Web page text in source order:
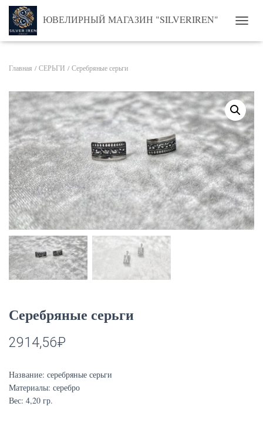
ЮВЕЛИРНЫЙ МАГАЗИН "SILVERIREN"
Главная /СЕРЬГИ / Серебряные серьги
Серебряные серьги
2914,56₽
Название: серебряные серьги
Материалы: серебро
Вес: 4,20 гр.